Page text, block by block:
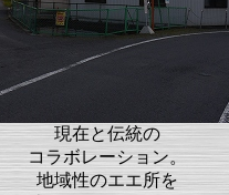
現在と伝統の
コラボレーション。
地域性のエエ所を